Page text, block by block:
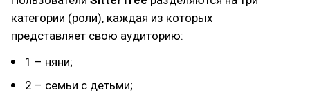
категории (роли), каждая из которых
представляет свою аудиторию:
1 – няни;
2 – семьи с детьми;